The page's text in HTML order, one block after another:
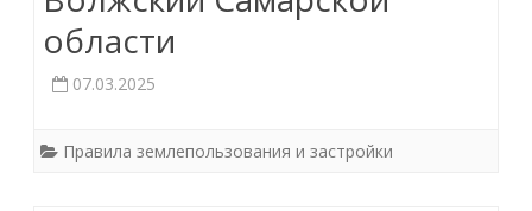
области
07.03.2025
Правила землепользования и застройки